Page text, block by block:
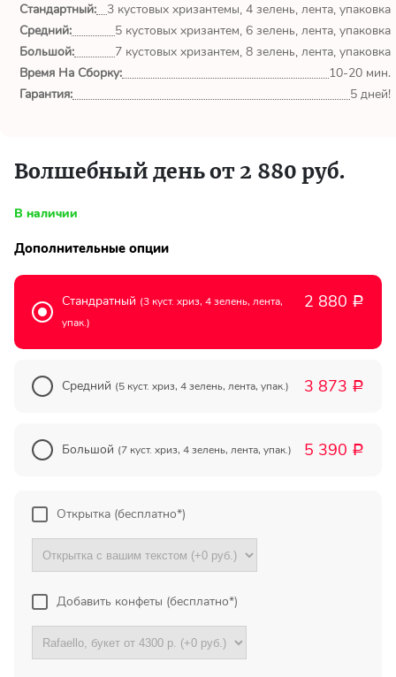
CpjJwWHV
Москва
555
Москва
aYlNlfdX
555
Все отзывы
ПОДПИШИТЕСЬ!
Стандартный:
3 кустовых хризантемы, 4 зелень, лента, упаковка
Средний:
5 кустовых хризантем, 6 зелень, лента, упаковка
Большой:
7 кустовых хризантем, 8 зелень, лента, упаковка
Время На Сборку:
10-20 мин.
Гарантия:
5 дней!
Волшебный день от 2 880 руб.
В наличии
Дополнительные опции
Стандратный (3 куст. хриз, 4 зелень, лента,
упак.)
2 880 Р
Средний (5 куст. хриз, 4 зелень, лента, упак.) 3 873 Р
Большой (7 куст. хриз, 4 зелень, лента, упак.) 5 390 Р
Открытка (бесплатно*)
Добавить конфеты (бесплатно*)